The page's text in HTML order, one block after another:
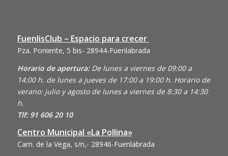
FuenlisClub – Espacio para crecer
Pza. Poniente, 5 bis- 28944-Fuenlabrada
Horario de apertura:De lunes a viernes de 09:00 a
14:00 h. de lunes a jueves de 17:00 a 19:00 h. Horario de
verano: julio y agosto de lunes a viernes de 8:30 a 14:30
h.
Tlf: 91 606 20 10
Centro Municipal «La Pollina»
Cam. de la Vega, s/n,- 28946-Fuenlabrada